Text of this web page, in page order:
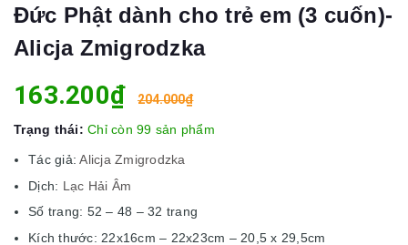
Đức Phật dành cho trẻ em (3 cuốn)-
Alicja Zmigrodzka
163.200₫ 204.000₫
Trạng thái: Chỉ còn 99 sản phẩm
Tác giả:Alicja Zmigrodzka
Dịch: Lạc Hải Âm
Số trang: 52 – 48 – 32 trang
Kích thước: 22x16cm – 22x23cm – 20,5 x 29,5cm